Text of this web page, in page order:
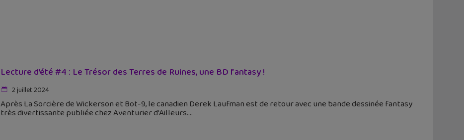
Lecture d’été #4 : Le Trésor des Terres de Ruines, une BD fantasy !
2 juillet 2024
Après La Sorcière de Wickerson et Bot-9, le canadien Derek Laufman est de retour avec une bande dessinée fantasy
très divertissante publiée chez Aventurier d'Ailleurs.